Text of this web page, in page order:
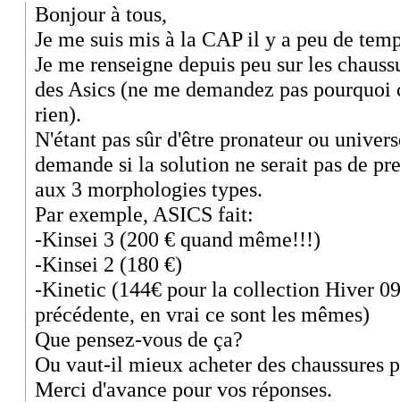
Bonjour à tous,
Je me suis mis à la CAP il y a peu de
Je me renseigne depuis peu sur les
des Asics (ne me demandez pas
rien).
N'étant pas sûr d'être pronateur ou
demande si la solution ne serait pas de
aux 3 morphologies types.
Par exemple, ASICS fait:
-Kinsei 3 (200 € quand même!!!)
-Kinsei 2 (180 €)
-Kinetic (144€ pour la collection Hiver
précédente, en vrai ce sont les mêmes)
Que pensez-vous de ça?
Ou vaut-il mieux acheter des chaussures
Merci d'avance pour vos réponses.